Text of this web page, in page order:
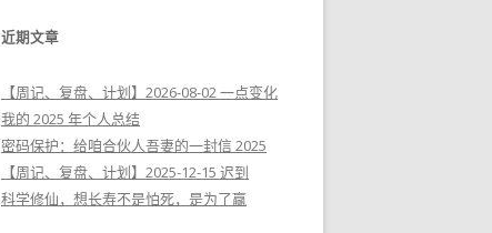
近期文章
【周记、复盘、计划】2026-08-02 一点变化
我的 2025 年个人总结
密码保护：给咱合伙人吾妻的一封信 2025
【周记、复盘、计划】2025-12-15 迟到
科学修仙，想长寿不是怕死，是为了赢